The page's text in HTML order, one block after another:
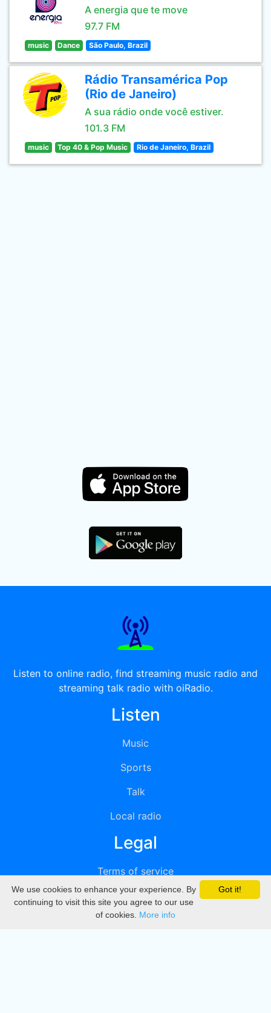
A energia que te move
97.7 FM
music Dance São Paulo, Brazil
Rádio Transamérica Pop
(Rio de Janeiro)
A sua rádio onde você estiver.
101.3 FM
music Top 40 & Pop Music Rio de Janeiro, Brazil
Listen to online radio, find streaming music radio and
streaming talk radio with oiRadio.
Listen
Music
Sports
Talk
Local radio
Legal
Terms of service
Privacy
DMCA
Got it!
We use cookies to enhance your experience. By
continuing to visit this site you agree to our use
of cookies. More info